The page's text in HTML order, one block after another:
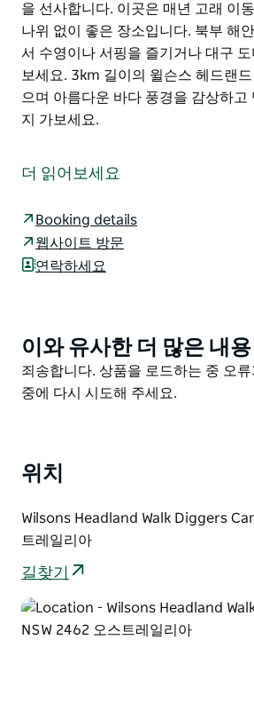
을 선사합니다. 이곳은 매년 고래 이
나위 없이 좋은 장소입니다. 북부 해
서 수영이나 서핑을 즐기거나 대구
보세요. 3km 길이의 윌슨스 헤드랜
으며 아름다운 바다 풍경을 감상하고
지 가보세요.
러진 곳을 상상해 보세요. 파도가 높
있으면 완벽합니다.
윌슨스 헤드랜드 북쪽 끝자락 절벽 위
북부 해안의 깨끗한 바닷물에서 수영
나 대구 도미 가자미 등을 낚아보세
스 헤드랜드 산책로를 따라 걸으며 아
더 읽어보세요
Booking details
웹사이트 방문
연락하세요
Product
List
이와 유사한 더 많은 내용
Product
List
죄송합니다. 상품을 로드하는 중 오
중에 다시 시도해 주세요.
위치
Wilsons Headland Walk Diggers
트레일리아
길찾기